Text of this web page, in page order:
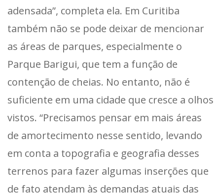
adensada”, completa ela. Em Curitiba
também não se pode deixar de mencionar
as áreas de parques, especialmente o
Parque Barigui, que tem a função de
contenção de cheias. No entanto, não é
suficiente em uma cidade que cresce a olhos
vistos. “Precisamos pensar em mais áreas
de amortecimento nesse sentido, levando
em conta a topografia e geografia desses
terrenos para fazer algumas inserções que
de fato atendam às demandas atuais das